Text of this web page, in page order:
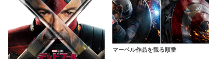
マーベル作品を観る順番